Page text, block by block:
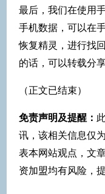
最后，我们在使用
手机数据，可以在
恢复精灵，进行找
的话，可以转载分
（正文已结束）
免责声明及提醒：
讯，该相关信息仅
表本网站观点，文
资加盟均有风险，